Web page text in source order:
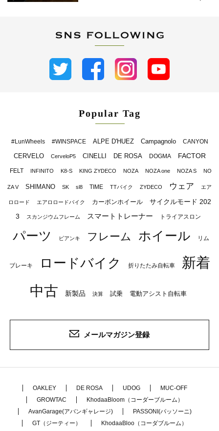
Popular Tag
#LunWheels #WINSPACE ALPE D'HUEZ Campagnolo CANYON
CERVELO CerveloP5 CINELLI DE ROSA DOGMA FACTOR
FELT INFINITO K8-S KING ZYDECO NOZA NOZA one NOZA S NO
ZA V SHIMANO SK sl8 TIME TTバイク ZYDECO ウェア エア
ロロード エアロロードバイク カーボンホイール
サイクルモード 202
3
スカンジウムフレーム スマートトレーナー トライアスロン
パーツ ビアンキ フレーム ホイール リム
ブレーキ ロードバイク 折りたたみ自転車
新着
中古
新製品 決算 試乗 電動アシスト自転車
メールマガジン登録
OAKLEY DE ROSA UDOG
MUC-OFF
GROWTAC
KhodaaBloom（コーダーブルーム）
AvanGarage(アバンギャレージ)
PASSONI(パッソーニ)
GT（ジーティー）
KhodaaBloo（コーダブルーム）